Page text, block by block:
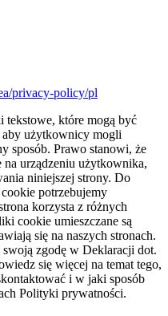
privacy-policy/pl
tekstowe, które mogą być
aby użytkownicy mogli
sposób. Prawo stanowi, że
urządzeniu użytkownika,
niniejszej strony. Do
potrzebujemy
korzysta z różnych
cookie umieszczane są
się na naszych stronach.
zgodę w Deklaracji dot.
się więcej na temat tego,
i w jaki sposób
Polityki prywatności.